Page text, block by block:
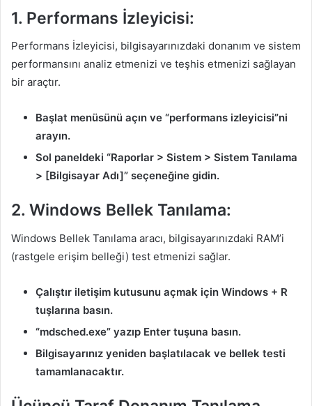
1. Performans İzleyicisi:
Performans İzleyicisi, bilgisayarınızdaki donanım ve sistem
performansını analiz etmenizi ve teşhis etmenizi sağlayan
bir araçtır.
Başlat menüsünü açın ve “performans izleyicisi”ni
arayın.
Sol paneldeki “Raporlar > Sistem > Sistem Tanılama
> [Bilgisayar Adı]” seçeneğine gidin.
2. Windows Bellek Tanılama:
Windows Bellek Tanılama aracı, bilgisayarınızdaki RAM’i
(rastgele erişim belleği) test etmenizi sağlar.
Çalıştır iletişim kutusunu açmak için Windows + R
tuşlarına basın.
“mdsched.exe” yazıp Enter tuşuna basın.
Bilgisayarınız yeniden başlatılacak ve bellek testi
tamamlanacaktır.